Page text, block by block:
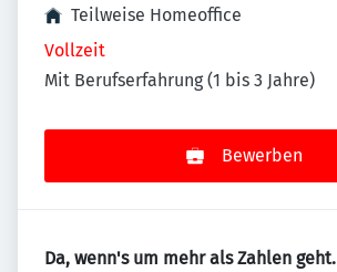
Teilweise Homeoffice
Vollzeit
Mit Berufserfahrung (1 bis 3 Jahre)
Bewerben
Da, wenn's um mehr als Zahlen geht.